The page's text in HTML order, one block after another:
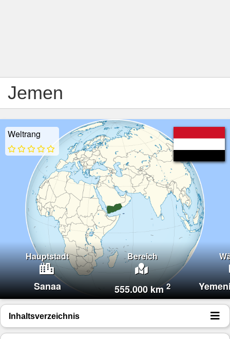
Jemen
Weltrang
Hauptstadt Bereich
Sanaa 555.000 km2
Inhaltsverzeichnis